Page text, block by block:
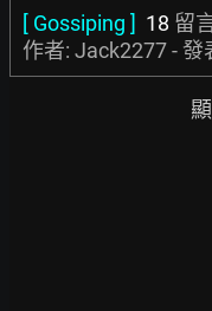
[ Gossiping ] 18 留
作者: Jack2277 - 發